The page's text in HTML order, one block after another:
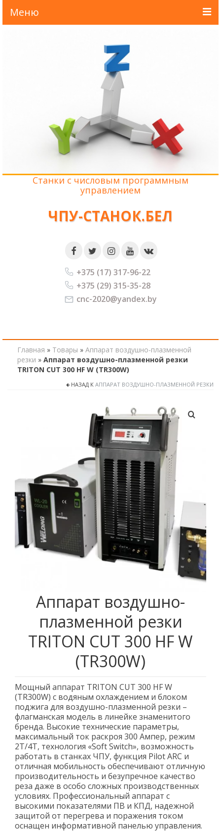
Станки с числовым программным
управлением
ЧПУ-СТАНОК.БЕЛ
+375 (17) 317-96-22
+375 (29) 315-35-28
cnc-2020@yandex.by
Меню
Главная
Контакты
Главная » Товары » Аппарат воздушно-плазменной
резки » Аппарат воздушно-плазменной резки
TRITON CUT 300 HF W (TR300W)
НАЗАД К АППАРАТ ВОЗДУШНО-ПЛАЗМЕННОЙ РЕЗКИ
Аппарат воздушно-
плазменной резки
TRITON CUT 300 HF W
(TR300W)
Мощный аппарат TRITON CUT 300 HF W
(TR300W) с водяным охлаждением и блоком
поджига для воздушно-плазменной резки –
флагманская модель в линейке знаменитого
бренда. Высокие технические параметры,
максимальный ток раскроя 300 Ампер, режим
2Т/4Т, технология «Soft Switch», возможность
работать в станках ЧПУ, функция Pilot ARC и
отличная мобильность обеспечивают отличную
производительность и безупречное качество
реза даже в особо сложных производственных
условиях. Профессиональный аппарат с
высокими показателями ПВ и КПД, надежной
защитой от перегрева и поражения током
оснащен информативной панелью управления.